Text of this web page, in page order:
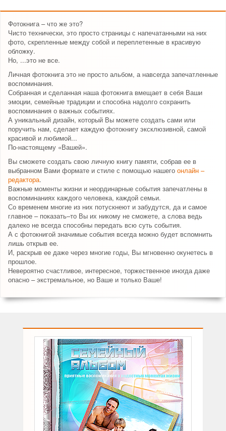
Фотокнига – что же это?
Чисто технически, это просто страницы с напечатанными на них
фото, скрепленные между собой и переплетенные в красивую
обложку.
Но, ...это не все.
Личная фотокнига это не просто альбом, а навсегда запечатленные
воспоминания.
Собранная и сделанная наша фотокнига вмещает в себя Ваши
эмоции, семейные традиции и способна надолго сохранить
воспоминания о важных событиях.
А уникальный дизайн, который Вы можете создать сами или
поручить нам, сделает каждую фотокнигу эксклюзивной, самой
красивой и любимой...
По-настоящему «Вашей».
Вы сможете создать свою личную книгу памяти, собрав ее в
выбранном Вами формате и стиле с помощью нашего онлайн –
редактора.
Важные моменты жизни и неординарные события запечатлены в
воспоминаниях каждого человека, каждой семьи.
Со временем многие из них потускнеют и забудутся, да и самое
главное – показать–то Вы их никому не сможете, а слова ведь
далеко не всегда способны передать всю суть события.
А с фотокнигой значимые события всегда можно будет вспомнить
лишь открыв ее.
И, раскрыв ее даже через многие годы, Вы мгновенно окунетесь в
прошлое.
Невероятно счастливое, интересное, торжественное иногда даже
опасно – экстремальное, но Ваше и только Ваше!